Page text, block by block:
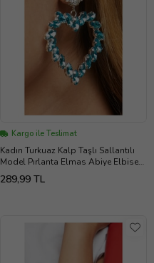
Kargo ile Teslimat
Kadın Turkuaz Kalp Taşlı Sallantılı
Model Pırlanta Elmas Abiye Elbise
Söz Kına Düğün Parti Balo Küpe
289,99 TL